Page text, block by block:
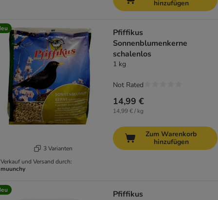
hinzufügen
3 Varianten
Verkauf und Versand durch:
muunchy
Pfiffikus
Sonnenblumenkerne
schalenlos
1 kg
14,99 €
14,99 € / kg
Not Rated
Zum Warenkorb
hinzufügen
Pfiffikus